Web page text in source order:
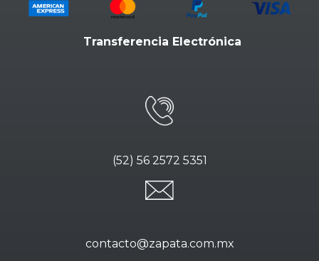
Transferencia Electrónica
(52) 56 2572 5351
contacto@zapata.com.mx